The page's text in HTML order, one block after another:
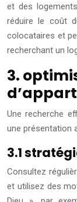
et des
réduire le coût
colocataires et
recherchant un
3.
Une recherche
une présentation
3.1
Consultez
et utilisez des